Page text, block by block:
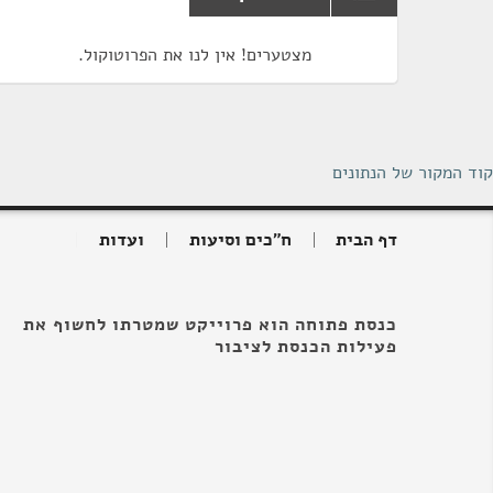
מצטערים! אין לנו את הפרוטוקול.
קוד המקור של הנתונים
דף הבית ח"כים וסיעות ועדות
כנסת פתוחה הוא פרוייקט שמטרתו לחשוף את
פעילות הכנסת לציבור